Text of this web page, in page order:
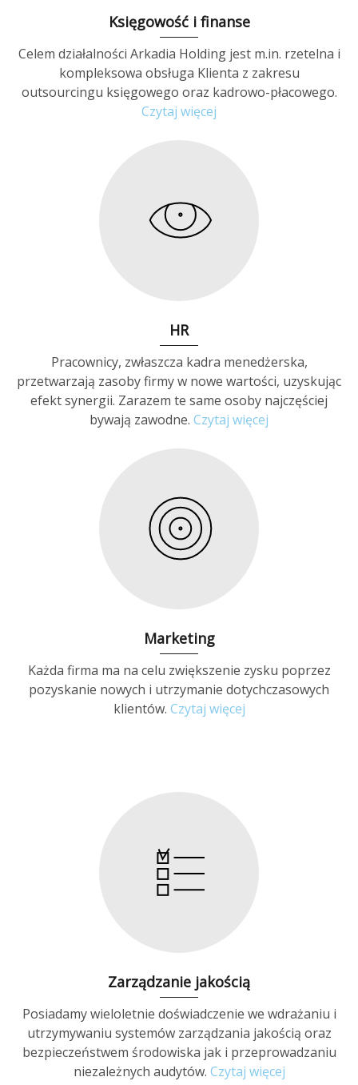
Księgowość i finanse
Celem działalności Arkadia Holding jest m.in. rzetelna i
kompleksowa obsługa Klienta z zakresu
outsourcingu księgowego oraz kadrowo-płacowego.
Czytaj więcej
HR
Pracownicy, zwłaszcza kadra menedżerska,
przetwarzają zasoby firmy w nowe wartości, uzyskując
efekt synergii. Zarazem te same osoby najczęściej
bywają zawodne. Czytaj więcej
Marketing
Każda firma ma na celu zwiększenie zysku poprzez
pozyskanie nowych i utrzymanie dotychczasowych
klientów. Czytaj więcej
Zarządzanie jakością
Posiadamy wieloletnie doświadczenie we wdrażaniu i
utrzymywaniu systemów zarządzania jakością oraz
bezpieczeństwem środowiska jak i przeprowadzaniu
niezależnych audytów. Czytaj więcej